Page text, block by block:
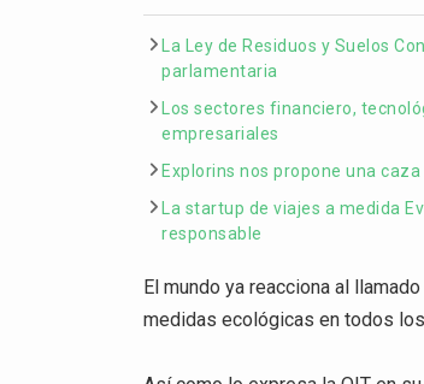
La Ley de Residuos y Suelos
parlamentaria
Los sectores financiero,
empresariales
Explorins nos propone una
La startup de viajes a medida
responsable
El mundo ya reacciona al
medidas ecológicas en todos